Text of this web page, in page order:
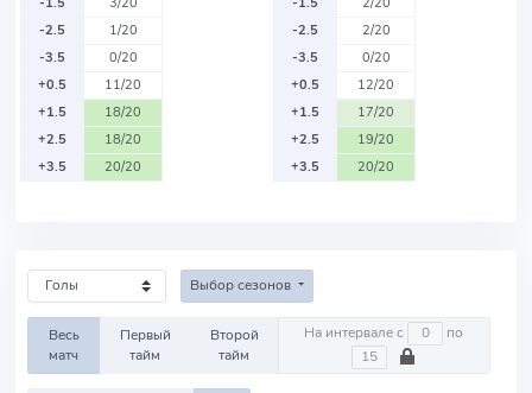
-2.5
1/20
-3.5
0/20
+0.5
11/20
+1.5
18/20
+2.5
18/20
+3.5
20/20
-2.5
2/20
-3.5
0/20
+0.5
12/20
+1.5
17/20
+2.5
19/20
+3.5
20/20
Выбор сезонов
Весь
матч
Первый
тайм
Второй
тайм
На интервале с по